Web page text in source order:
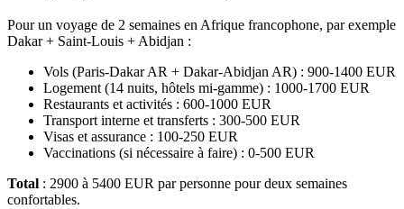
Pour un voyage de 2 semaines en Afrique francophone, par exemple
Dakar + Saint-Louis + Abidjan :
Vols (Paris-Dakar AR + Dakar-Abidjan AR) : 900-1400 EUR
Logement (14 nuits, hôtels mi-gamme) : 1000-1700 EUR
Restaurants et activités : 600-1000 EUR
Transport interne et transferts : 300-500 EUR
Visas et assurance : 100-250 EUR
Vaccinations (si nécessaire à faire) : 0-500 EUR
Total : 2900 à 5400 EUR par personne pour deux semaines
confortables.